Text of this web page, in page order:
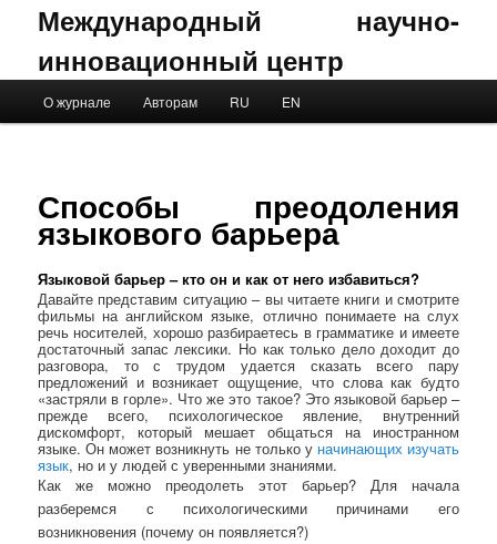
Международный научно-
инновационный центр
Skip to primary content
Skip to secondary content
О журнале Авторам RU EN
Способы преодоления
языкового барьера
Языковой барьер – кто он и как от него избавиться?
Давайте представим ситуацию – вы читаете книги и смотрите
фильмы на английском языке, отлично понимаете на слух
речь носителей, хорошо разбираетесь в грамматике и имеете
достаточный запас лексики. Но как только дело доходит до
разговора, то с трудом удается сказать всего пару
предложений и возникает ощущение, что слова как будто
«застряли в горле». Что же это такое? Это языковой барьер –
прежде всего, психологическое явление, внутренний
дискомфорт, который мешает общаться на иностранном
языке. Он может возникнуть не только у начинающих изучать
язык, но и у людей с уверенными знаниями.
Как же можно преодолеть этот барьер? Для начала
разберемся с психологическими причинами его
возникновения (почему он появляется?)